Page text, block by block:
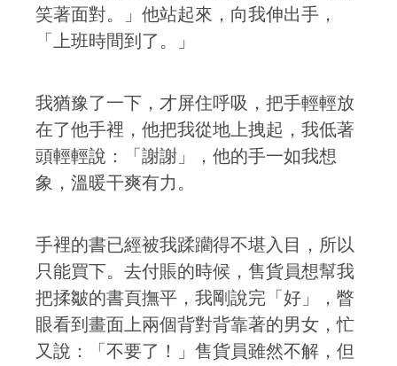
笑著面對。」他站起來，向我伸出手，
「上班時間到了。」
我猶豫了一下，才屏住呼吸，把手輕輕放
在了他手裡，他把我從地上拽起，我低著
頭輕輕說：「謝謝」，他的手一如我想
象，溫暖干爽有力。
手裡的書已經被我蹂躪得不堪入目，所以
只能買下。去付賬的時候，售貨員想幫我
把揉皺的書頁撫平，我剛說完「好」，瞥
眼看到畫面上兩個背對背靠著的男女，忙
又說：「不要了！」售貨員雖然不解，但